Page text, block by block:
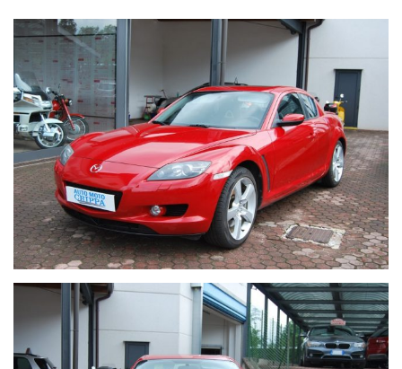
GOMME NUOVE TAGLIANDO GIA' ESEGUITO
PRONTA ALL'USO
AUTO VENDUTA CON LA FORMULAVISTA E PIACIUTA
SENZA GARANZIA.
LE NOSTRE VETTURE VENGONOLAVATE, LUCIDATE ED
IGIENIZZATE
INTERNAMENTE DA PERSONALE ESPERTO E
VENGONO CONSEGNATE CON TUTTI I CONTROLLI